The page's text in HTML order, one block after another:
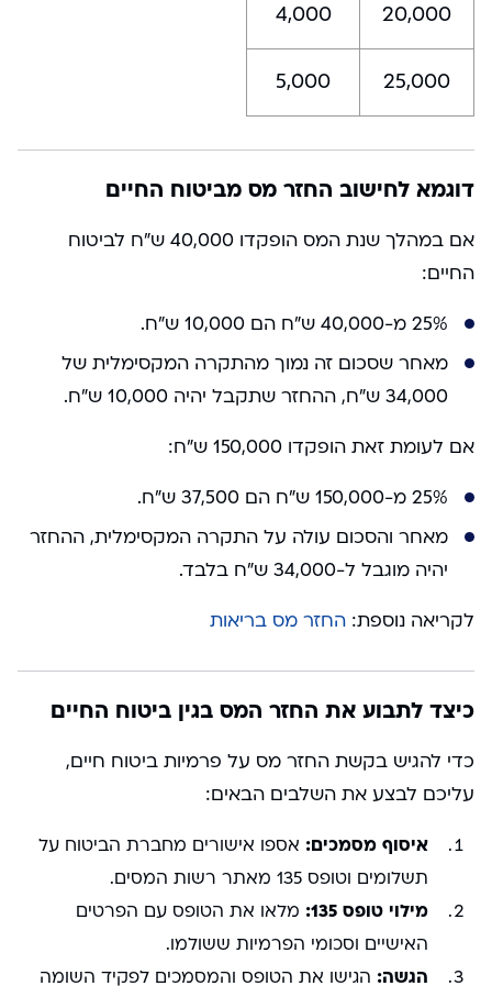
20,000
4,000
25,000
5,000
דוגמא לחישוב החזר מס מביטוח החיים
אם במהלך שנת המס הופקדו 40,000 ש”ח לביטוח
החיים:
25% מ-40,000 ש”ח הם 10,000 ש”ח.
מאחר שסכום זה נמוך מהתקרה המקסימלית של
34,000 ש”ח, ההחזר שתקבל יהיה 10,000 ש”ח.
אם לעומת זאת הופקדו 150,000 ש”ח:
25% מ-150,000 ש”ח הם 37,500 ש”ח.
מאחר והסכום עולה על התקרה המקסימלית, ההחזר
יהיה מוגבל ל-34,000 ש”ח בלבד.
לקריאה נוספת: החזר מס בריאות
כיצד לתבוע את החזר המס בגין ביטוח החיים
כדי להגיש בקשת החזר מס על פרמיות ביטוח חיים,
עליכם לבצע את השלבים הבאים:
איסוף מסמכים: אספו אישורים מחברת הביטוח על
תשלומים וטופס 135 מאתר רשות המסים.
מילוי טופס 135:
מלאו את הטופס עם הפרטים
האישיים וסכומי הפרמיות ששולמו.
הגשה: הגישו את הטופס והמסמכים לפקיד השומה